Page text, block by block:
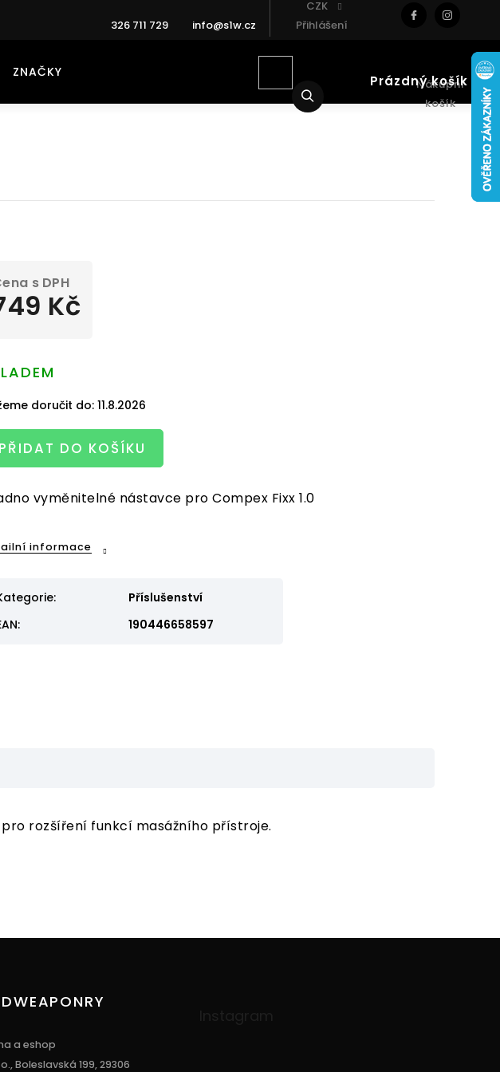
326 711 729 info@s1w.cz
CZK
Přihlášení
Nákupní
košík
Prázdný košík
ZNAČKY
Kč
doručit do:11.8.2026
PŘIDAT DO KOŠÍKU
vyměnitelné nástavce pro Compex Fixx 1.0
informace
:
Příslušenství
: 190446658597
rozšíření funkcí masážního přístroje.
a eshop
Boleslavská 199, 29306